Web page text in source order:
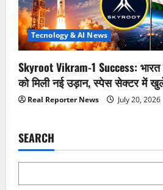
Tecnology & AI News
Skyroot Vikram-1 Success: भारत
को मिली नई उड़ान, स्पेस सेक्टर में
Real Reporter News July 20, 2026
SEARCH